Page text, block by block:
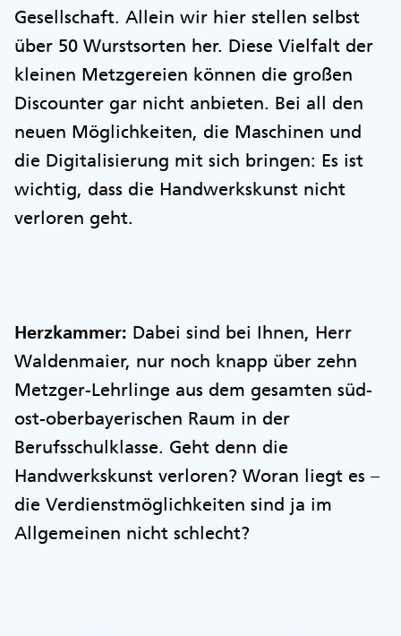
Gesellschaft. Allein wir hier stellen selbst
über 50 Wurstsorten her. Diese Vielfalt der
kleinen Metzgereien können die großen
Discounter gar nicht anbieten. Bei all den
neuen Möglichkeiten, die Maschinen und
die Digitalisierung mit sich bringen: Es ist
wichtig, dass die Handwerkskunst nicht
verloren geht.
Herzkammer: Dabei sind bei Ihnen, Herr
Waldenmaier, nur noch knapp über zehn
Metzger-Lehrlinge aus dem gesamten süd-
ost-oberbayerischen Raum in der
Berufsschulklasse. Geht denn die
Handwerkskunst verloren? Woran liegt es –
die Verdienstmöglichkeiten sind ja im
Allgemeinen nicht schlecht?